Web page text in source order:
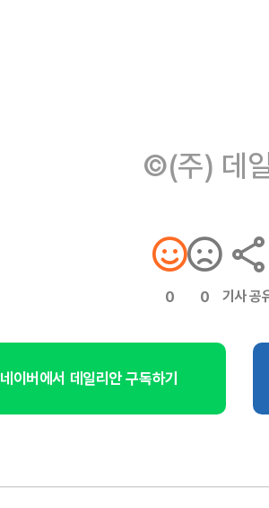
©(주) 데
0 0 기사 공
네이버에서 데일리안 구독하기